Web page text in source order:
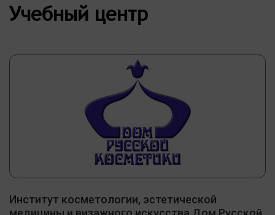
Учебный центр
Институт косметологии, эстетической